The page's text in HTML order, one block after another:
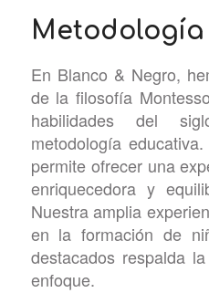
En Blanco & Negro,
de la filosofía
habilidades del
metodología
permite ofrecer una
enriquecedora y
Nuestra amplia
en la formación de
destacados respalda
enfoque.